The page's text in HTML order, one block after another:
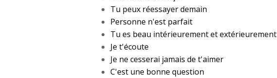
Tu peux réessayer demain
Personne n'est parfait
Tu es beau intérieurement et extérieurement
Je t'écoute
Je ne cesserai jamais de t'aimer
C'est une bonne question